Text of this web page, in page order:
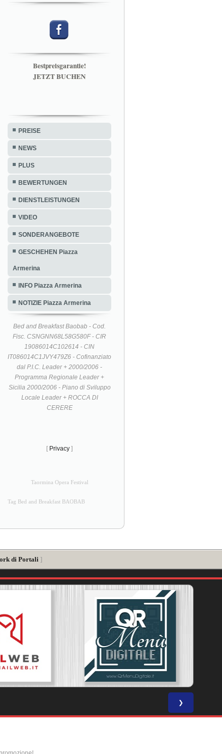
Bestpreisgarantie!
JETZT BUCHEN
PREISE
NEWS
PLUS
BEWERTUNGEN
DIENSTLEISTUNGEN
VIDEO
SONDERANGEBOTE
GESCHEHEN Piazza
Armerina
INFO Piazza Armerina
NOTIZIE Piazza Armerina
Bed and Breakfast Baobab - Cod.
Fisc. CSNGNN68L58G580F - CIR
19086014C102614 - CIN
IT086014C1JVY479Z6 - Cofinanziato
dal P.I.C. Leader + 2000/2006 -
Programma Regionale Leader +
Sicilia 2000/2006 - Piano di Sviluppo
Locale Leader + ROCCA DI
CERERE
[ Privacy ]
Taormina Opera Festival
Tag Bed and Breakfast BAOBAB
di Portali ]
❯